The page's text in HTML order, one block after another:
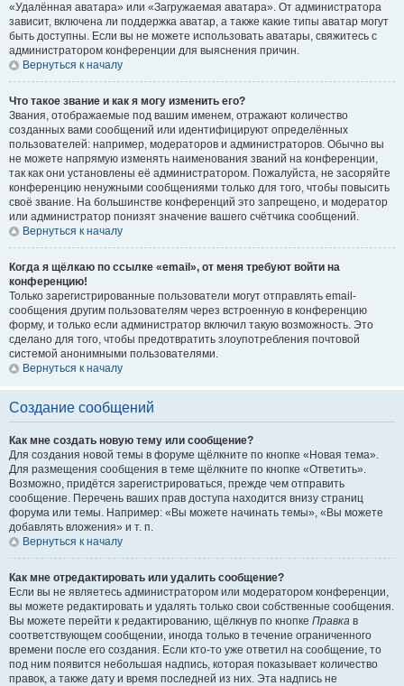
«Удалённая аватара» или «Загружаемая аватара». От администратора
зависит, включена ли поддержка аватар, а также какие типы аватар могут
быть доступны. Если вы не можете использовать аватары, свяжитесь с
администратором конференции для выяснения причин.
Вернуться к началу
Что такое звание и как я могу изменить его?
Звания, отображаемые под вашим именем, отражают количество
созданных вами сообщений или идентифицируют определённых
пользователей: например, модераторов и администраторов. Обычно вы
не можете напрямую изменять наименования званий на конференции,
так как они установлены её администратором. Пожалуйста, не засоряйте
конференцию ненужными сообщениями только для того, чтобы повысить
своё звание. На большинстве конференций это запрещено, и модератор
или администратор понизят значение вашего счётчика сообщений.
Вернуться к началу
Когда я щёлкаю по ссылке «email», от меня требуют войти на
конференцию!
Только зарегистрированные пользователи могут отправлять email-
сообщения другим пользователям через встроенную в конференцию
форму, и только если администратор включил такую возможность. Это
сделано для того, чтобы предотвратить злоупотребления почтовой
системой анонимными пользователями.
Вернуться к началу
Создание сообщений
Как мне создать новую тему или сообщение?
Для создания новой темы в форуме щёлкните по кнопке «Новая тема».
Для размещения сообщения в теме щёлкните по кнопке «Ответить».
Возможно, придётся зарегистрироваться, прежде чем отправить
сообщение. Перечень ваших прав доступа находится внизу страниц
форума или темы. Например: «Вы можете начинать темы», «Вы можете
добавлять вложения» и т. п.
Вернуться к началу
Как мне отредактировать или удалить сообщение?
Если вы не являетесь администратором или модератором конференции,
вы можете редактировать и удалять только свои собственные сообщения.
Вы можете перейти к редактированию, щёлкнув по кнопке Правка в
соответствующем сообщении, иногда только в течение ограниченного
времени после его создания. Если кто-то уже ответил на сообщение, то
под ним появится небольшая надпись, которая показывает количество
правок, а также дату и время последней из них. Эта надпись не